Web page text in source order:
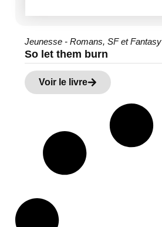
Jeunesse - Romans, SF et Fantasy
So let them burn
Voir le livre